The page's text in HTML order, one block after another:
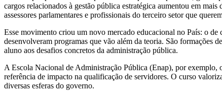
cargos relacionados à gestão pública estratégica aumentou em
assessores parlamentares e profissionais do terceiro setor que
Esse movimento criou um novo mercado educacional no País: o de
desenvolveram programas que vão além da teoria. São formações
aluno aos desafios concretos da administração pública.
A Escola Nacional de Administração Pública (Enap), por
referência de impacto na qualificação de servidores. O curso
diversas esferas do governo.